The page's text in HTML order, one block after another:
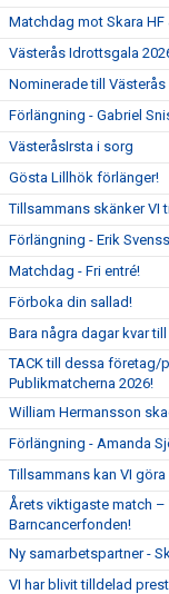
Matchdag mot Skara HF
Västerås Idrottsgala
Nominerade till
Förlängning - Gabriel
VästeråsIrsta i sorg
Gösta Lillhök förlänger!
Tillsammans skänker VI
Förlängning - Erik
Matchdag - Fri entré!
Förboka din sallad!
Bara några dagar kvar
TACK till dessa företag/
Publikmatcherna 2026!
William Hermansson
Förlängning - Amanda
Tillsammans kan VI
Årets viktigaste match –
Barncancerfonden!
Ny samarbetspartner -
VI har blivit tilldelad